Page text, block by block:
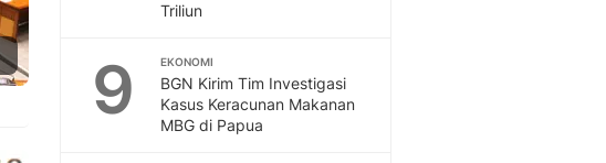
Triliun
9 EKONOMI
BGN Kirim Tim Investigasi
Kasus Keracunan Makanan
MBG di Papua